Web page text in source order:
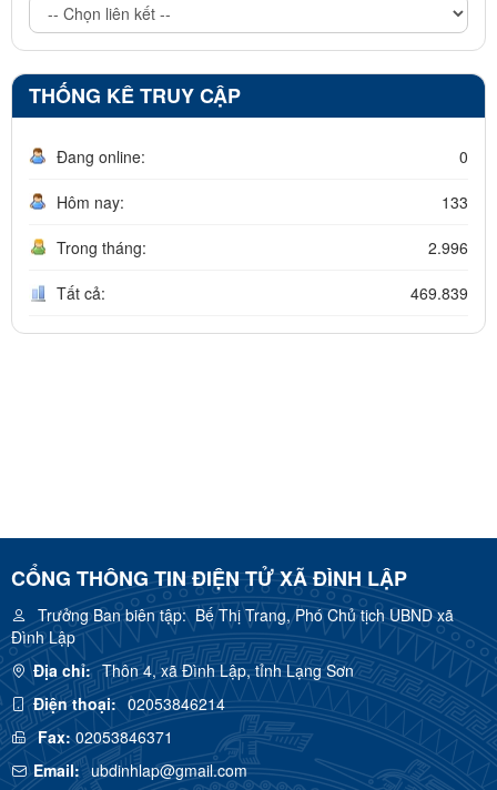
THỐNG KÊ TRUY CẬP
Đang online: 0
Hôm nay: 133
Trong tháng: 2.996
Tất cả: 469.839
CỔNG THÔNG TIN ĐIỆN TỬ XÃ ĐÌNH LẬP
Trưởng Ban biên tập:Bế Thị Trang, Phó Chủ tịch UBND xã
Đình Lập
Địa chỉ: Thôn 4, xã Đình Lập, tỉnh Lạng Sơn
Điện thoại: 02053846214
Fax:02053846371
Email: ubdinhlap@gmail.com